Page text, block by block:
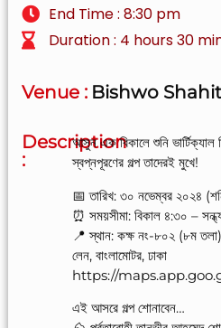
End Time : 8:30 pm
Duration : 4 hours 30
Venue : Bishwo
Description
:
আসুন এক বিকালে শুনি ভার্টিক্যাল
স্বপ্নপূরণের গল্প তাদেরই মুখে!
📅 তারিখ: ৩০ নভেম্বর ২০২৪
⏰ সময়সীমা: বিকাল ৪:৩০ –
📍 স্থান: কক্ষ নং-৮০২ (৮ম তলা),
লেন, বাংলামোটর, ঢাকা
https://
এই আসরে গল্প শোনাবেন…